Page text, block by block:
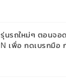
รุ่นรถใหม่ๆ ตอนจอ
N เพื่อ กดเบรกมือ